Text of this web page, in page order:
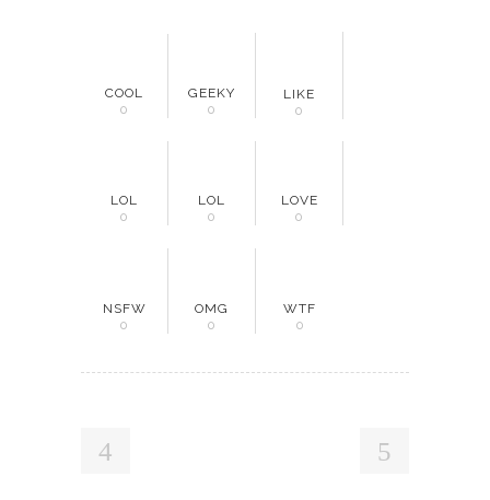
COOL
0
GEEKY
0
LIKE
0
LOL
0
LOL
0
LOVE
0
NSFW
0
OMG
0
WTF
0